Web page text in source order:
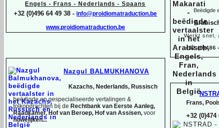
Beëdigde
Werkt snel,
+32 (0)486
Frans,
+32
Engels - Frans - Nederlands - Spaans
+32 (0)496 64 49 38 - info@proidiomatraduction.be
www.proidiomatraduction.be
Nazgul BALMUKHANOVA
Kazachs, Nederlands, Russisch
beëdigde en gespecialiseerde vertalingen &
tolkopdrachten bij de Rechtbank van Eerste Aanleg,
Raadkamer, Hof van Beroep, Hof van Assisen, voor
huwelijken...